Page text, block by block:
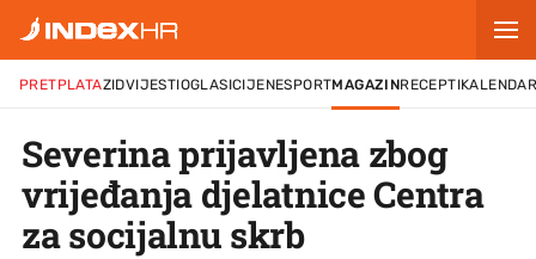
PRETPLATAZIDVIJESTIOGLASICIJENESPORTMAGAZINRECEPTI
Severina prijavljena zbog
vrijeđanja djelatnice Centra
za socijalnu skrb